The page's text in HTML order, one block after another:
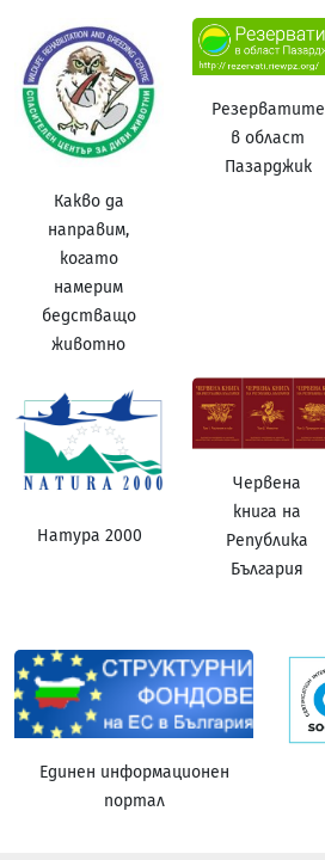
Какво да
направим,
когато
намерим
бедстващо
животно
Резерватите
в област
Пазарджик
Натура 2000
Червена
книга на
Република
България
Единен информационен
портал